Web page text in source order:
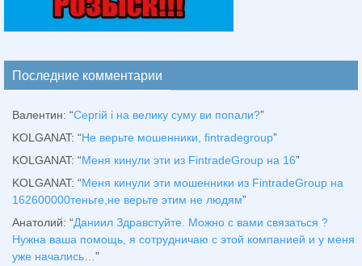
Последние комментарии
Валентин: “Сергій і на велику суму ви попали?”
KOLGANAT: “Не верьте мошенники, fintradegroup”
KOLGANAT: “Меня кинули эти из FintradeGroup на 16”
KOLGANAT: “Меня кинули эти мошенники из FintradeGroup на
162600000теньге,не верьте этим не людям”
Анатолий: “Даниил Здравстуйте. Можно с вами связаться ?
Нужна ваша помощь, я сотрудничаю с этой компанией и у меня
уже начались…”